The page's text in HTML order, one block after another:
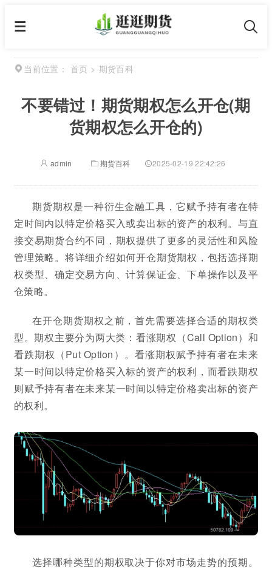
当前位置： 首页 > 期货百科
不要错过！期货期权怎么开仓(期
货期权怎么开仓的)
admin 期货百科 2025-02-19 22:42:26
期货期权是一种衍生金融工具，它赋予持有者在特
定时间内以特定价格买入或卖出标的资产的权利。与直
接交易期货合约不同，期权提供了更多的灵活性和风险
管理策略。将详细介绍如何开仓期货期权，包括选择期
权类型、确定交易方向、计算保证金、下单操作以及平
仓策略。
在开仓期货期权之前，首先需要选择合适的期权类
型。期权主要分为两大类：看涨期权（Call Option）和
看跌期权（Put Option）。看涨期权赋予持有者在未来
某一时间以特定价格买入标的资产的权利，而看跌期权
则赋予持有者在未来某一时间以特定价格卖出标的资产
的权利。
选择哪种类型的期权取决于你对市场走势的预期。